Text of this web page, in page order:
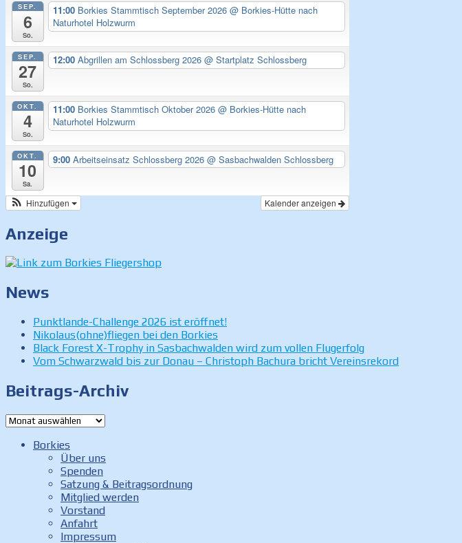
SEP.
6
So.
11:00 Borkies Stammtisch September 2026 @ Borkies-Hütte nach
Naturhotel Holzwurm
SEP.
27
So.
12:00 Abgrillen am Schlossberg 2026 @ Startplatz Schlossberg
OKT.
4
So.
11:00 Borkies Stammtisch Oktober 2026 @ Borkies-Hütte nach
Naturhotel Holzwurm
OKT.
10
Sa.
9:00 Arbeitseinsatz Schlossberg 2026 @ Sasbachwalden Schlossberg
Kalender anzeigen
Hinzufügen
Anzeige
News
Punktlande-Challenge 2026 ist eröffnet!
Nikolaus(ohne)fliegen bei den Borkies
Black Forest X-Trophy in Sasbachwalden wird zum vollen Flugerfolg
Vom Schwarzwald bis zur Donau – Christoph Bachura bricht Vereinsrekord
Beitrags-Archiv
Beitrags-
Borkies
Über uns
Spenden
Satzung & Beitragsordnung
Mitglied werden
Vorstand
Anfahrt
Impressum